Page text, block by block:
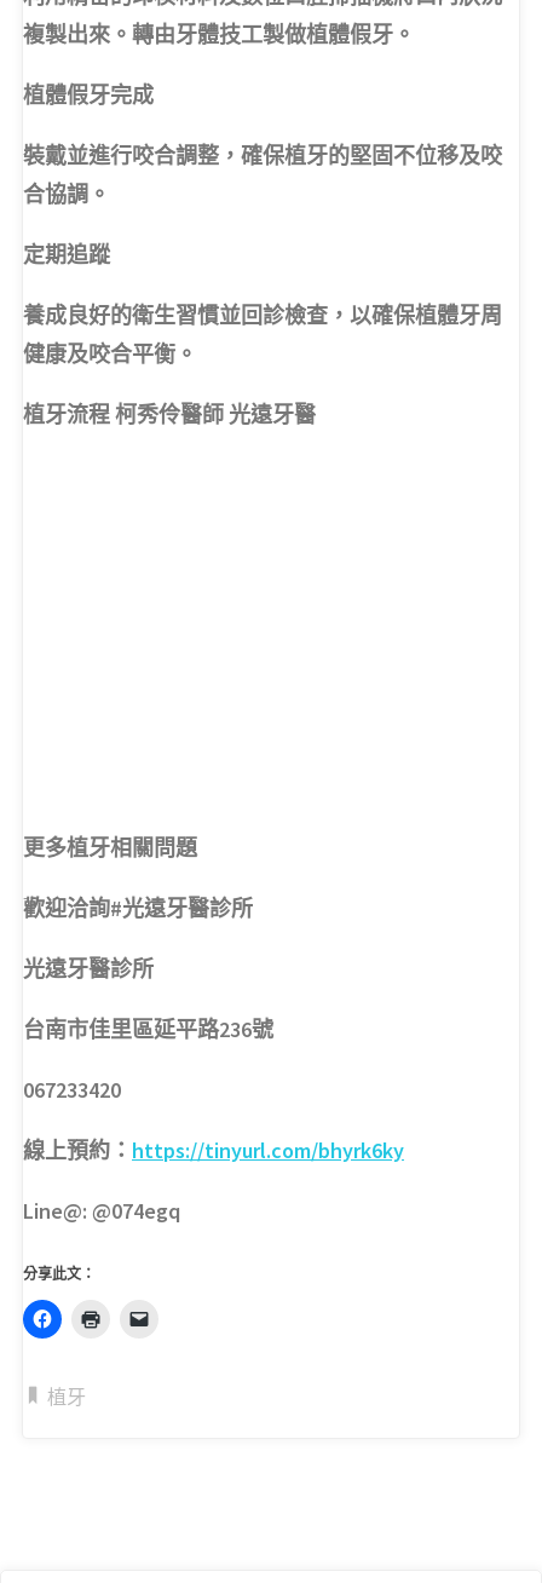
複製出來。轉由牙體技工製做植體假牙。
植體假牙完成
裝戴並進行咬合調整，確保植牙的堅固不位移及咬
合協調。
定期追蹤
養成良好的衛生習慣並回診檢查，以確保植體牙周
健康及咬合平衡。
植牙流程 柯秀伶醫師 光遠牙醫
更多植牙相關問題
歡迎洽詢#光遠牙醫診所
光遠牙醫診所
台南市佳里區延平路236號
067233420
線上預約： https://tinyurl.com/bhyrk6ky
Line@: @074egq
分享此文：
植牙